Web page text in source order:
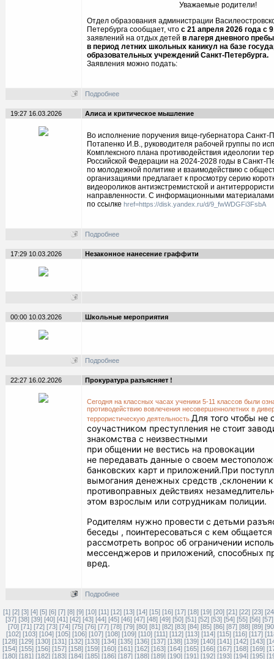
Уважаемые родители!
Отдел образования администрации
Петербурга сообщает, что с 21 апреля 2026 года с
заявлений на отдых детей в лагеря дневного
в период летних школьных каникул на базе
образовательных учреждений Санкт-Петербурга.
Заявления можно подать:
Подробнее
19:27 16.03.2026 Алиса и критическое мышление
Во исполнение поручения вице-губернатора Санкт-
Потапенко И.В., руководителя рабочей группы по
Комплексного плана противодействия идеологии
Российской Федерации на 2024-2028 годы в Санкт-
по молодежной политике и взаимодействию с
организациями предлагает к просмотру серию
видеороликов антиэкстремистской и
направленности. С информационными
по ссылке href=https://disk.yandex.ru/d/9_fwWDGFi3FsbA
Подробнее
17:29 10.03.2026 Незаконное нанесение граффити
00:00 10.03.2026 Школьные мероприятия
Подробнее
22:27 16.02.2026 Прокуратура разъясняет !
Сегодня на классных часах ученики 5-11 классов были
противодействию вовлечения несовершеннолетних в
террористическую деятельность. Для того чтобы не
соучастником преступления не стоит
знакомства с неизвестными
при общении не вестись на провокации
не передавать данные о своем
банковских карт и приложений.При
вымогания денежных средств ,склонении к
противоправных действиях
этом взрослым или сотрудникам полиции.
Родителям нужно провести с детьми
беседы , поинтересоваться с кем
рассмотреть вопрос об ограничении
мессенджеров и приложений, способных
вред.
Подробнее
[1] [2] [3] [4] [5] [6] [7] [8] [9] [10] [11] [12] [13] [14] [15] [16] [17] [18] [19] [20] [21] [22] [23]
[37] [38] [39] [40] [41] [42] [43] [44] [45] [46] [47] [48] [49] [50] [51] [52] [53] [54] [55] [56] [57]
[70] [71] [72] [73] [74] [75] [76] [77] [78] [79] [80] [81] [82] [83] [84] [85] [86] [87] [88] [89]
[102] [103] [104] [105] [106] [107] [108] [109] [110] [111] [112] [113] [114] [115] [116] [117]
[128] [129] [130] [131] [132] [133] [134] [135] [136] [137] [138] [139] [140] [141] [142] [143]
[154] [155] [156] [157] [158] [159] [160] [161] [162] [163] [164] [165] [166] [167] [168] [169]
[180] [181] [182] [183] [184] [185] [186] [187] [188] [189] [190] [191] [192] [193] [194] [195]